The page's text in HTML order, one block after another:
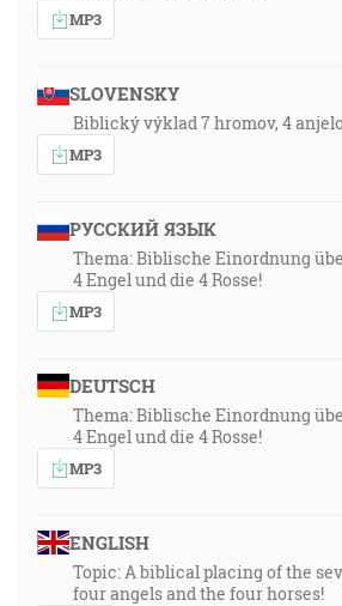
MP3
SLOVENSKY
Biblický výklad 7 hromov, 4
MP3
РУССКИЙ ЯЗЫК
Thema: Biblische Einordnung
4 Engel und die 4 Rosse!
MP3
DEUTSCH
Thema: Biblische Einordnung
4 Engel und die 4 Rosse!
MP3
ENGLISH
Topic: A biblical placing of the
four angels and the four horses!